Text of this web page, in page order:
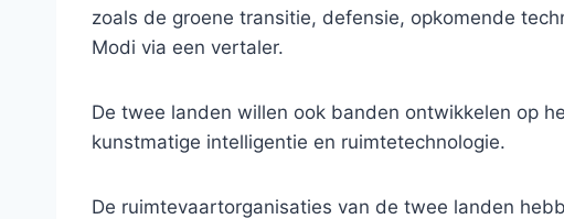
zoals de groene transitie, defensie, opkomende
Modi via een vertaler.
De twee landen willen ook banden ontwikkelen op
kunstmatige intelligentie en ruimtetechnologie.
De ruimtevaartorganisaties van de twee landen